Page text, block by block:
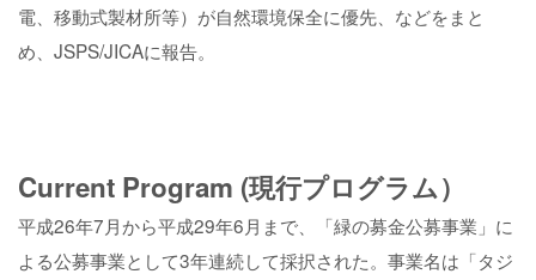
電、移動式製材所等）が自然環境保全に優先、などをまと
め、JSPS/JICAに報告。
Current Program (現行プログラム）
平成26年7月から平成29年6月まで、「緑の募金公募事業」に
よる公募事業として3年連続して採択された。事業名は「タジ